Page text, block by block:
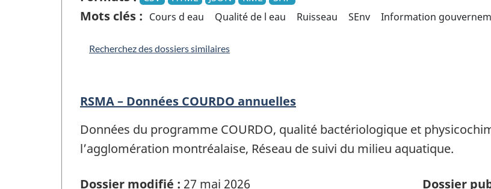
Mots clés : Cours d eau Qualité de l eau Ruisseau SEnv Information
Recherchez des dossiers similaires
RSMA – Données COURDO annuelles
Données du programme COURDO, qualité bactériologique et
l’agglomération montréalaise, Réseau de suivi du milieu aquatique.
Dossier modifié : 27 mai 2026 Dossier